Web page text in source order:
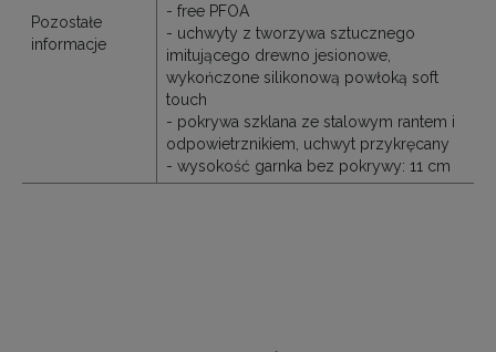
Pozostałe
informacje
- free PFOA
- uchwyty z tworzywa sztucznego
imitującego drewno jesionowe,
wykończone silikonową powłoką soft
touch
- pokrywa szklana ze stalowym rantem i
odpowietrznikiem, uchwyt przykręcany
- wysokość garnka bez pokrywy: 11 cm